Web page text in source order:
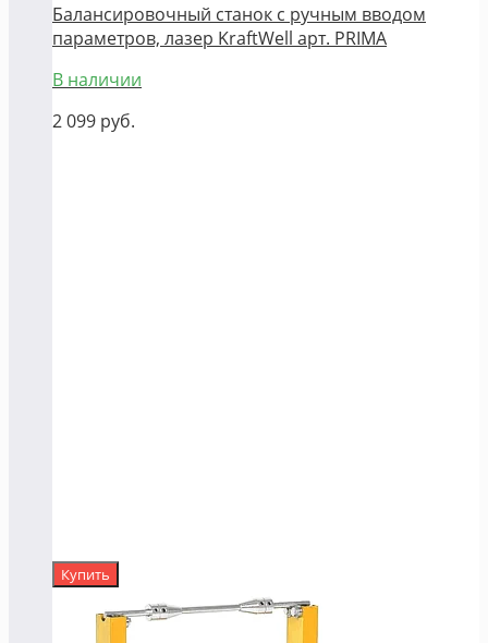
Балансировочный станок с ручным вводом
параметров, лазер KraftWell арт. PRIMA
В наличии
2 099 руб.
Купить